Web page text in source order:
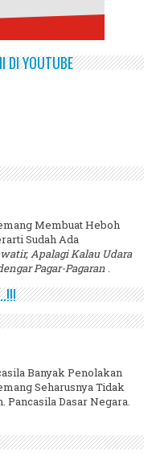
DI YOUTUBE
Membuat Heboh
Sudah Ada
Apalagi Kalau Udara
Pagar-Pagaran
Banyak Penolakan
Seharusnya Tidak
Pancasila Dasar Negara.